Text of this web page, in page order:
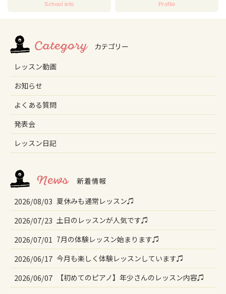
School info Profile
レッスン動画
お知らせ
よくある質問
発表会
レッスン日記
2026/08/03 夏休みも通常レッスン♫
2026/07/23 土日のレッスンが人気です♫
2026/07/01 7月の体験レッスン始まります♫
2026/06/17 今月も楽しく体験レッスンしています♫
2026/06/07 【初めてのピアノ】年少さんのレッスン内容♫